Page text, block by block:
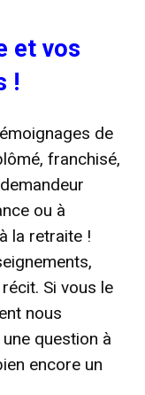
et vos
!
de
franchisé,
ou à
la retraite !
Si vous le
nous
question à
encore un